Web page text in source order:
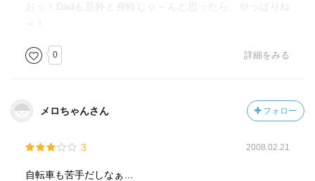
おっ！Dadも意外と身軽じゃ～んと思ったら、やっぱりね
0 詳細をみる
メロちゃんさん フォロー
3 2008.02.21
自転車も苦手だしなぁ…